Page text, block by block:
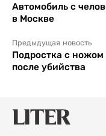
Автомобиль с
в Москве
Предыдущая новость
Подростка с
после убийства